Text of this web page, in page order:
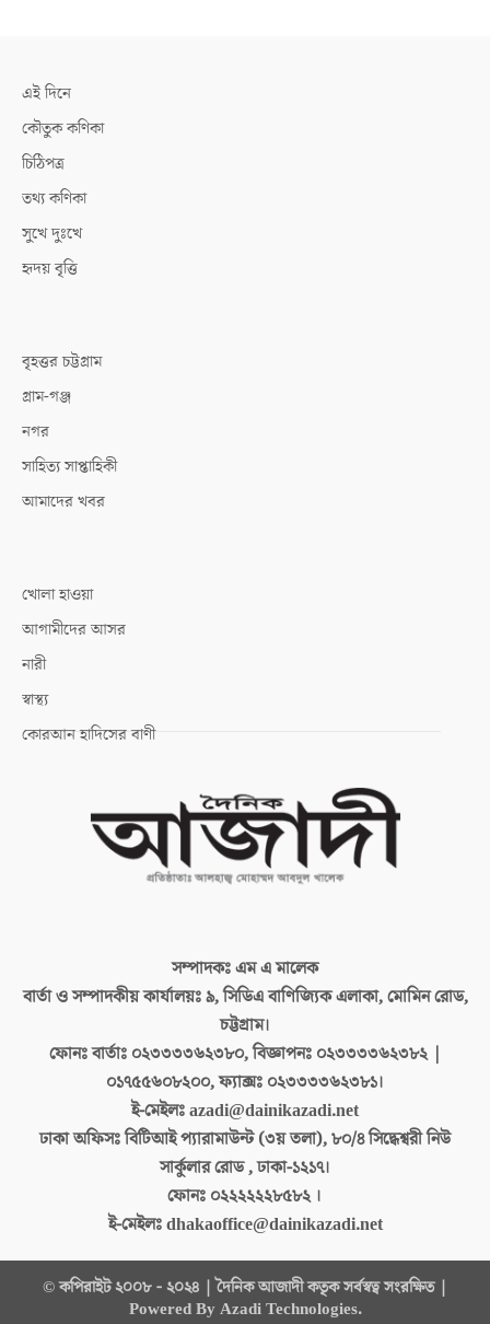
এই দিনে
কৌতুক কণিকা
চিঠিপত্র
তথ্য কণিকা
সুখে দুঃখে
হৃদয় বৃত্তি
বৃহত্তর চট্টগ্রাম
গ্রাম-গঞ্জ
নগর
সাহিত্য সাপ্তাহিকী
আমাদের খবর
খোলা হাওয়া
আগামীদের আসর
নারী
স্বাস্থ্য
কোরআন হাদিসের বাণী
সম্পাদকঃএম এ মালেক
বার্তা ও সম্পাদকীয় কার্যালয়ঃ৯, সিডিএ বাণিজ্যিক এলাকা, মোমিন রোড,
চট্টগ্রাম।
ফোনঃ বার্তাঃ ০২৩৩৩৩৬২৩৮০, বিজ্ঞাপনঃ ০২৩৩৩৩৬২৩৮২ |
০১৭৫৫৬০৮২০০, ফ্যাক্সঃ ০২৩৩৩৩৬২৩৮১।
ই-মেইলঃazadi@dainikazadi.net
ঢাকা অফিসঃবিটিআই প্যারামাউন্ট (৩য় তলা), ৮০/৪ সিদ্ধেশ্বরী নিউ
সার্কুলার রোড , ঢাকা-১২১৭।
ফোনঃ ০২২২২২২৮৫৮২ ।
ই-মেইলঃdhakaoffice@dainikazadi.net
© কপিরাইট ২০০৮ - ২০২৪ | দৈনিক আজাদী কতৃক সর্বস্বত্ব সংরক্ষিত |
Powered By Azadi Technologies.